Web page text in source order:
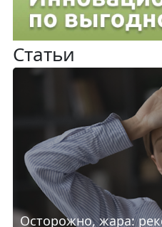
Статьи
Осторожно, жара: